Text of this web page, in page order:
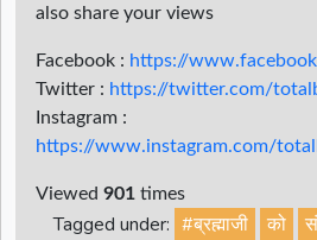
also share your views
Facebook : https://
Twitter : https://twitter.com/
Instagram :
https://www.instagram.com/
Viewed 901 times
Tagged under: #ब्रह्माजी को